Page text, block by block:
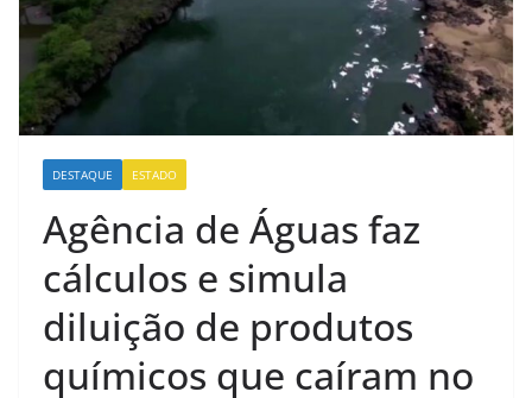
DESTAQUE ESTADO
Agência de Águas faz
cálculos e simula
diluição de produtos
químicos que caíram no